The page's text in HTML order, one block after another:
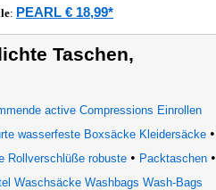
: PEARL € 18,99*
Taschen,
active Compressions Einrollen
wasserfeste Boxsäcke Kleidersäcke•
Rollverschlüße robuste• Packtaschen•
Waschsäcke Washbags Wash-Bags